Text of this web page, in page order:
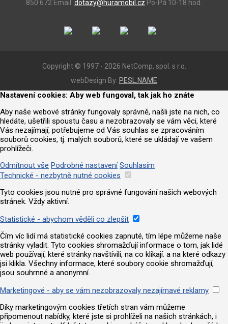
850 672 Email: dotazy@huramobil.cz Po-Pá 10-18 hod.
Copyright © 1997 - 2026 NetComp, spol. s r.o.
webDesign By: PESL.NAME
Nastavení cookies: Aby web fungoval, tak jak ho znáte
Aby naše webové stránky fungovaly správně, našli jste na nich, co
hledáte, ušetřili spoustu času a nezobrazovaly se vám věci, které
Vás nezajímají, potřebujeme od Vás souhlas se zpracováním
souborů cookies, tj. malých souborů, které se ukládají ve vašem
prohlížeči.
Odmítnout vše Podrobné nastavení Souhlasím
Technické - nezbytně nutné cookies
Tyto cookies jsou nutné pro správné fungování našich webových
stránek. Vždy aktivní.
Statistické - abychom věděli co zlepšit
Čím víc lidí má statistické cookies zapnuté, tím lépe můžeme naše
stránky vyladit. Tyto cookies shromažďují informace o tom, jak lidé
web používají, které stránky navštívili, na co klikají. a na které odkazy
jsi klikla. Všechny informace, které soubory cookie shromažďují,
jsou souhrnné a anonymní.
Marketingové - aby se vám nezobrazovaly nezajímavé reklamy
Díky marketingovým cookies třetích stran vám můžeme
připomenout nabídky, které jste si prohlíželi na našich stránkách, i